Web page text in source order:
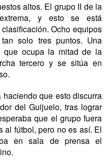
altos. El grupo II de la
y esto se está
Ocho equipos
solo tres puntos. Una
que ocupa la mitad de la
tercero y se sitúa en
que esto discurra
del Guijuelo, tras lograr
que el grupo fuera
al fútbol, pero no es así. El
en sala de prensa el